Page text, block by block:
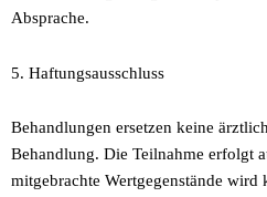
Absprache.
5. Haftungsausschluss
Behandlungen ersetzen keine
Behandlung. Die Teilnahme erfolgt
mitgebrachte Wertgegenstände